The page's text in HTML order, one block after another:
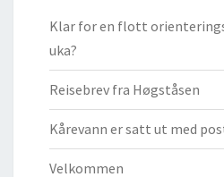
Klar for en flott
uka?
Reisebrev fra Høgståsen
Kårevann er satt ut med
Velkommen